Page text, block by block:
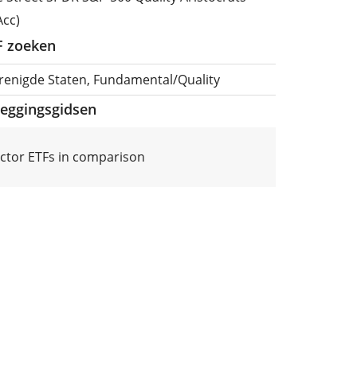
zoeken
Staten, Fundamental/Quality
ETFs in comparison